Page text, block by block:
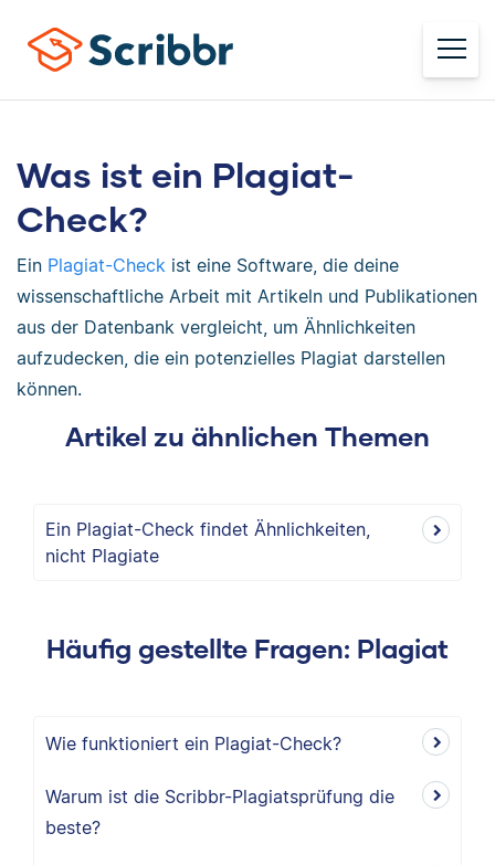
Was ist ein Plagiat-
Check?
Ein Plagiat-Check ist eine Software, die deine
wissenschaftliche Arbeit mit Artikeln und Publikationen
aus der Datenbank vergleicht, um Ähnlichkeiten
aufzudecken, die ein potenzielles Plagiat darstellen
können.
Artikel zu ähnlichen Themen
Ein Plagiat-Check findet Ähnlichkeiten,
nicht Plagiate
Häufig gestellte Fragen: Plagiat
Wie funktioniert ein Plagiat-Check?
Warum ist die Scribbr-Plagiatsprüfung die
beste?